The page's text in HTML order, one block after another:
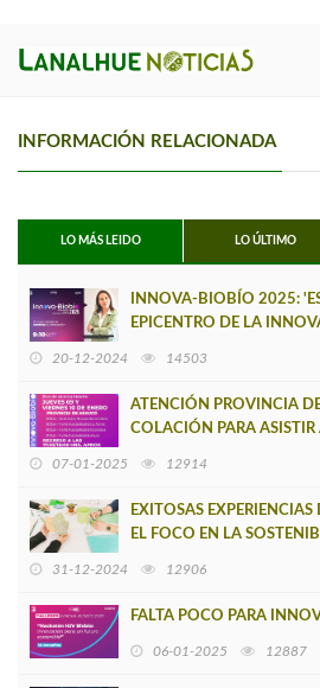
INFORMACIÓN RELACIONADA
LO MÁS LEIDO LO ÚLTIMO
INNOVA-BIOBÍO 2025:
EPICENTRO DE LA
20-12-2024 14503
ATENCIÓN PROVINCIA
COLACIÓN PARA
07-01-2025 12914
EXITOSAS
EL FOCO EN LA
31-12-2024 12906
FALTA POCO PARA
06-01-2025 12887